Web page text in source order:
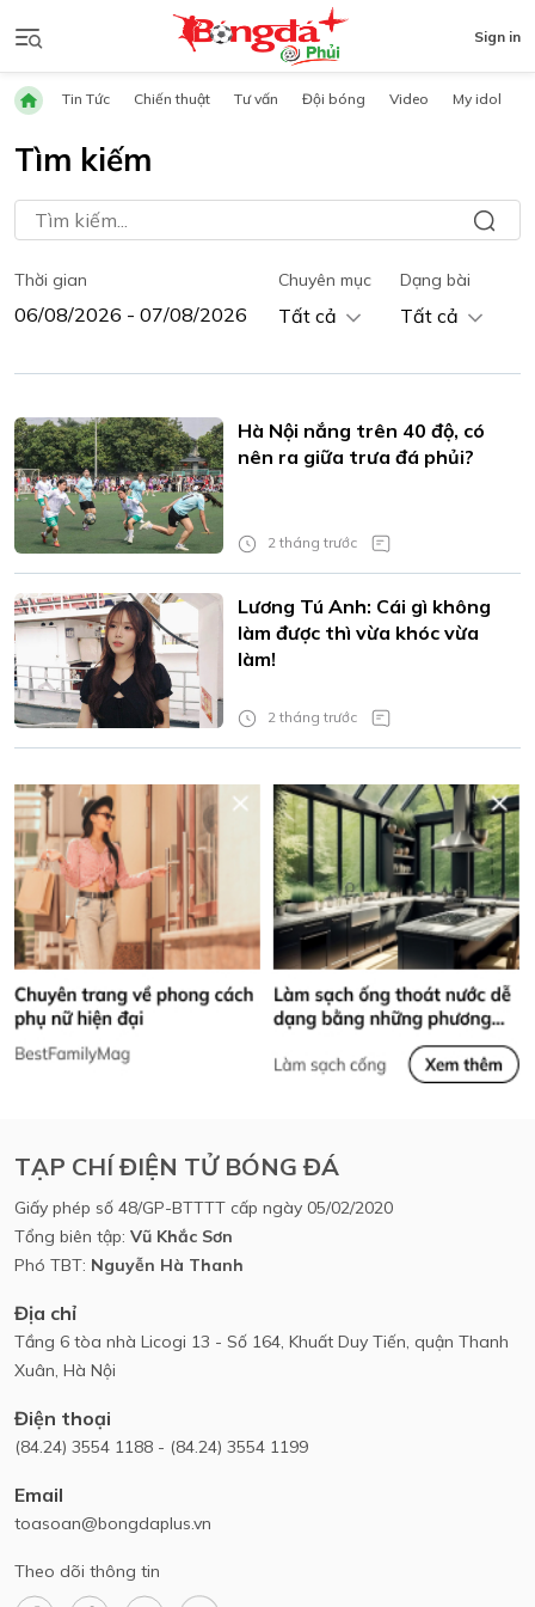
Sign in
Tin Tức Chiến thuật Tư vấn Đội bóng Video My idol
Tìm kiếm
Thời gian Chuyên mục
Tất cả
Dạng bài
Tất cả
Hà Nội nắng trên 40 độ, có
nên ra giữa trưa đá phủi?
2 tháng trước
Lương Tú Anh: Cái gì không
làm được thì vừa khóc vừa
làm!
2 tháng trước
TẠP CHÍ ĐIỆN TỬ BÓNG ĐÁ
Giấy phép số 48/GP-BTTTT cấp ngày 05/02/2020
Tổng biên tập: Vũ Khắc Sơn
Phó TBT: Nguyễn Hà Thanh
Địa chỉ
Tầng 6 tòa nhà Licogi 13 - Số 164, Khuất Duy Tiến, quận Thanh
Xuân, Hà Nội
Điện thoại
(84.24) 3554 1188 - (84.24) 3554 1199
Email
toasoan@bongdaplus.vn
Theo dõi thông tin